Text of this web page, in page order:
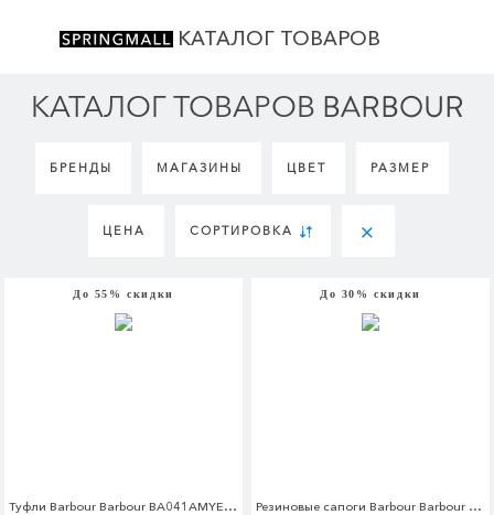
КАТАЛОГ ТОВАРОВ
КАТАЛОГ ТОВАРОВ BARBOUR
БРЕНДЫ МАГАЗИНЫ ЦВЕТ РАЗМЕР
ЦЕНА СОРТИРОВКА
До 55% скидки
Туфли Barbour Barbour BA041AMYEF36
До 30% скидки
Резиновые сапоги Barbour Barbour BA041AMYEF50